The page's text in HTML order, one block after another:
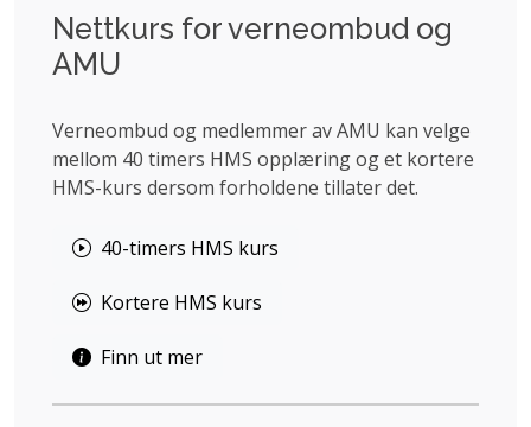
Nettkurs for verneombud og
AMU
Verneombud og medlemmer av AMU kan velge
mellom 40 timers HMS opplæring og et kortere
HMS-kurs dersom forholdene tillater det.
40-timers HMS kurs
Kortere HMS kurs
Finn ut mer